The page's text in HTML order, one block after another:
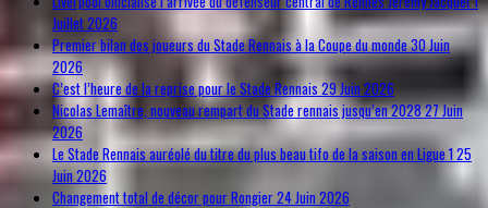
Juillet 2026
Premier bilan des joueurs du Stade Rennais à la Coupe du monde30 Juin
2026
C’est l’heure de la reprise pour le Stade Rennais29 Juin 2026
Nicolas Lemaître, nouveau rempart du Stade rennais jusqu’en 202827 Juin
2026
Le Stade Rennais auréolé du titre du plus beau tifo de la saison en Ligue 1 25
Juin 2026
Changement total de décor pour Rongier24 Juin 2026